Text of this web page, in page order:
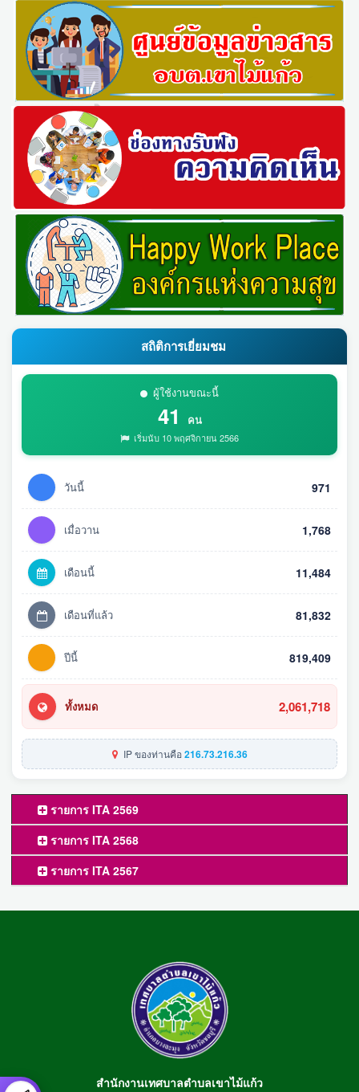
สถิติการเยี่ยมชม
ผู้ใช้งานขณะนี้
41 คน
เริ่มนับ 10 พฤศจิกายน 2566
วันนี้ 971
เมื่อวาน 1,768
เดือนนี้ 11,484
เดือนที่แล้ว 81,832
ปีนี้ 819,409
ทั้งหมด 2,061,718
IP ของท่านคือ216.73.216.36
รายการ ITA 2569
รายการ ITA 2568
รายการ ITA 2567
สำนักงานเทศบาลตำบลเขาไม้แก้ว